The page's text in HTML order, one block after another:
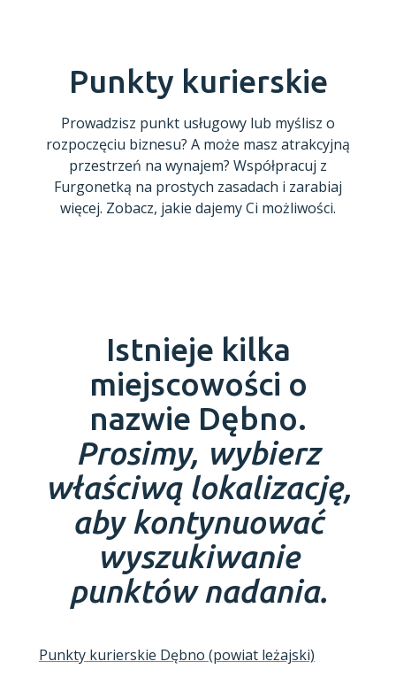
Punkty kurierskie
Prowadzisz punkt usługowy lub myślisz o
rozpoczęciu biznesu? A może masz atrakcyjną
przestrzeń na wynajem? Współpracuj z
Furgonetką na prostych zasadach i zarabiaj
więcej. Zobacz, jakie dajemy Ci możliwości.
Istnieje kilka
miejscowości o
nazwie Dębno.
Prosimy, wybierz
właściwą lokalizację,
aby kontynuować
wyszukiwanie
punktów nadania.
Punkty kurierskie Dębno (powiat leżajski)